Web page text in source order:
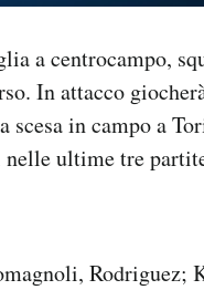
a centrocampo,
In attacco
in campo a
ultime tre
Rodriguez;